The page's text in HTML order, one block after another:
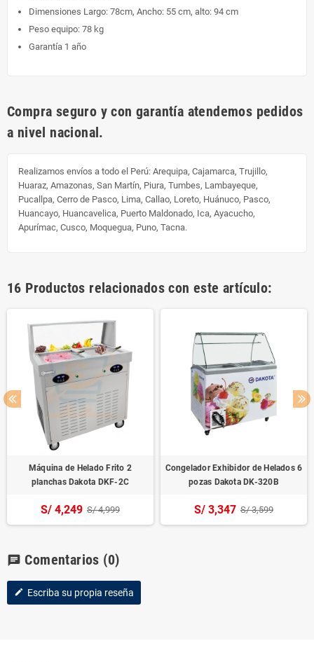
Dimensiones Largo: 78cm, Ancho: 55 cm, alto: 94 cm
Peso equipo: 78 kg
Garantía 1 año
Compra seguro y con garantía atendemos pedidos
a nivel nacional.
Realizamos envíos a todo el Perú: Arequipa, Cajamarca, Trujillo,
Huaraz, Amazonas, San Martín, Piura, Tumbes, Lambayeque,
Pucallpa, Cerro de Pasco, Lima, Callao, Loreto, Huánuco, Pasco,
Huancayo, Huancavelica, Puerto Maldonado, Ica, Ayacucho,
Apurímac, Cusco, Moquegua, Puno, Tacna.
16 Productos relacionados con este artículo:
Máquina de Helado Frito 2
planchas Dakota DKF-2C
S/ 4,249 S/ 4,999
Congelador Exhibidor de Helados 6
pozas Dakota DK-320B
S/ 3,347 S/ 3,599
chat Comentarios (0)
edit Escriba su propia reseña